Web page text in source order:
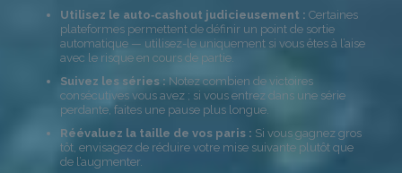
Utilisez le auto‑cashout judicieusement : Certaines
plateformes permettent de définir un point de sortie
automatique — utilisez-le uniquement si vous êtes à l’aise
avec le risque en cours de partie.
Suivez les séries : Notez combien de victoires
consécutives vous avez ; si vous entrez dans une série
perdante, faites une pause plus longue.
Réévaluez la taille de vos paris : Si vous gagnez gros
tôt, envisagez de réduire votre mise suivante plutôt que
de l’augmenter.